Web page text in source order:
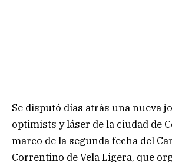
Se disputó días atrás una nueva
optimists y láser de la ciudad de
marco de la segunda fecha del
Correntino de Vela Ligera, que